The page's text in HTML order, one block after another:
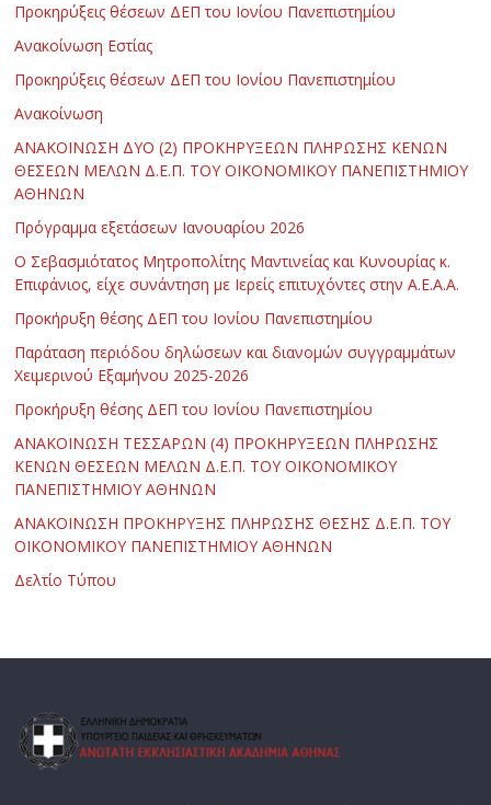
Προκηρύξεις θέσεων ΔΕΠ του Ιονίου Πανεπιστημίου
Ανακοίνωση Εστίας
Προκηρύξεις θέσεων ΔΕΠ του Ιονίου Πανεπιστημίου
Ανακοίνωση
ΑΝΑΚΟΙΝΩΣΗ ΔΥΟ (2) ΠΡΟΚΗΡΥΞΕΩΝ ΠΛΗΡΩΣΗΣ ΚΕΝΩΝ
ΘΕΣΕΩΝ ΜΕΛΩΝ Δ.Ε.Π. ΤΟΥ ΟΙΚΟΝΟΜΙΚΟΥ ΠΑΝΕΠΙΣΤΗΜΙΟΥ
ΑΘΗΝΩΝ
Πρόγραμμα εξετάσεων Ιανουαρίου 2026
Ο Σεβασμιότατος Μητροπολίτης Μαντινείας και Κυνουρίας κ.
Επιφάνιος, είχε συνάντηση με Ιερείς επιτυχόντες στην Α.Ε.Α.Α.
Προκήρυξη θέσης ΔΕΠ του Ιονίου Πανεπιστημίου
Παράταση περιόδου δηλώσεων και διανομών συγγραμμάτων
Χειμερινού Εξαμήνου 2025-2026
Προκήρυξη θέσης ΔΕΠ του Ιονίου Πανεπιστημίου
ΑΝΑΚΟΙΝΩΣΗ ΤΕΣΣΑΡΩΝ (4) ΠΡΟΚΗΡΥΞΕΩΝ ΠΛΗΡΩΣΗΣ
ΚΕΝΩΝ ΘΕΣΕΩΝ ΜΕΛΩΝ Δ.Ε.Π. ΤΟΥ ΟΙΚΟΝΟΜΙΚΟΥ
ΠΑΝΕΠΙΣΤΗΜΙΟΥ ΑΘΗΝΩΝ
ΑΝΑΚΟΙΝΩΣΗ ΠΡΟΚΗΡΥΞΗΣ ΠΛΗΡΩΣΗΣ ΘΕΣΗΣ Δ.Ε.Π. ΤΟΥ
ΟΙΚΟΝΟΜΙΚΟΥ ΠΑΝΕΠΙΣΤΗΜΙΟΥ ΑΘΗΝΩΝ
Δελτίο Τύπου